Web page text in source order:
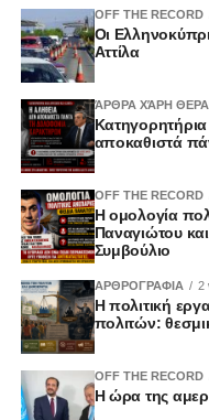
OFF THE RECORD
Οι
Αττίλα
ΆΡΘΡΑ ΧΆΡΗ
αποκαθιστά
OFF THE RECORD
Η ομολογία
Παναγιώτου
Συμβούλιο
ΑΡΘΡΟΓΡΑΦΙΑ 2
Η πολιτική
πολιτών:
OFF THE RECORD
Η ώρα της